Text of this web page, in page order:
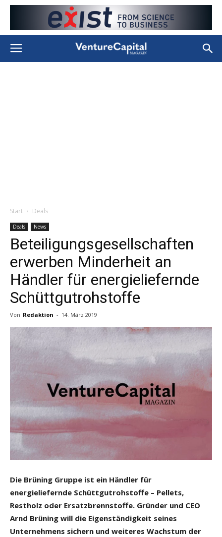
Start Deals
Deals News
Beteiligungsgesellschaften
erwerben Minderheit an
Händler für energieliefernde
Schüttgutrohstoffe
Von Redaktion - 14. März 2019
Die Brüning Gruppe ist ein Händler für
energieliefernde Schüttgutrohstoffe – Pellets,
Restholz oder Ersatzbrennstoffe. Gründer und CEO
Arnd Brüning will die Eigenständigkeit seines
Unternehmens sichern und weiteres Wachstum der